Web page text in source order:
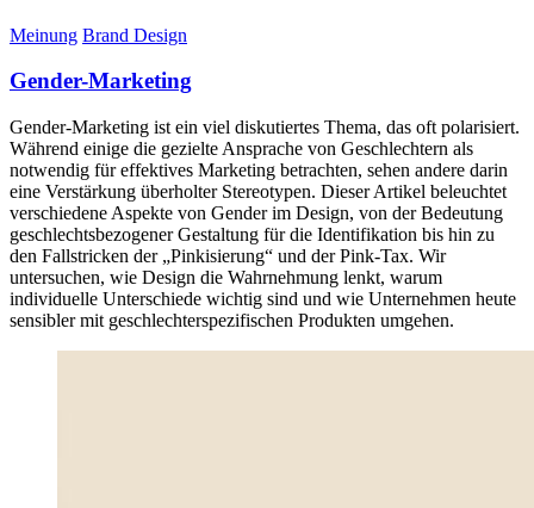
Meinung Brand Design
Gender-Marketing
Gender-Marketing ist ein viel diskutiertes Thema, das oft polarisiert.
Während einige die gezielte Ansprache von Geschlechtern als
notwendig für effektives Marketing betrachten, sehen andere darin
eine Verstärkung überholter Stereotypen. Dieser Artikel beleuchtet
verschiedene Aspekte von Gender im Design, von der Bedeutung
geschlechtsbezogener Gestaltung für die Identifikation bis hin zu
den Fallstricken der „Pinkisierung“ und der Pink-Tax. Wir
untersuchen, wie Design die Wahrnehmung lenkt, warum
individuelle Unterschiede wichtig sind und wie Unternehmen heute
sensibler mit geschlechterspezifischen Produkten umgehen.